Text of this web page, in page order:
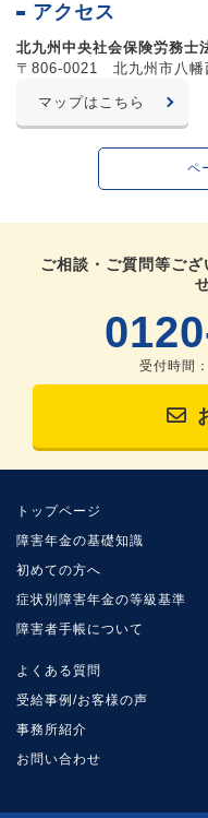
アクセス
北九州中央社会保険労務士
〒806-0021 北九州市八幡
マップはこちら
ペ
ご相談・ご質問等ご
受付時間
トップページ
障害年金の基礎知識
初めての方へ
症状別障害年金の等級基準
障害者手帳について
よくある質問
受給事例/お客様の声
事務所紹介
お問い合わせ